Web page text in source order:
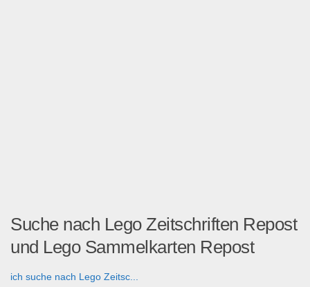
Suche nach Lego Zeitschriften Repost
und Lego Sammelkarten Repost
ich suche nach Lego Zeitsc...